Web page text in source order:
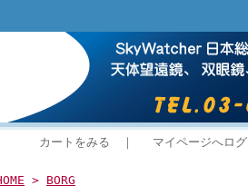
カートをみる ｜ マイページへロ
> BORG